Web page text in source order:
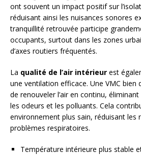
ont souvent un impact positif sur
réduisant ainsi les nuisances sonores
tranquillité retrouvée participe
occupants, surtout dans les zones
d’axes routiers fréquentés.
La qualité de l’air intérieur est
une ventilation efficace. Une VMC bien
de renouveler l’air en continu, éliminant
les odeurs et les polluants. Cela
environnement plus sain, réduisant les
problèmes respiratoires.
Température intérieure plus stable